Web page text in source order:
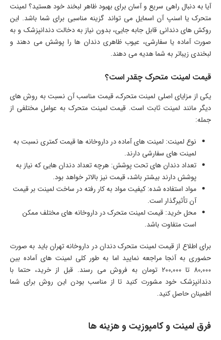
آیا به دنبال راهی سریع و آسان برای بهبود ظاهر لبخند خود هستید؟ لمینت
متحرک یا اسنپ آن اسمایل می تواند گزینه مناسبی برای شما باشد. این
روکش های دندانی قابل جابه جایی، بدون نیاز به دخالت دندانپزشک و به
صورت آماده یا سفارشی، عیوب ظاهری دندان ها را پوشش می دهند و
لبخندی زیباتر به شما هدیه می دهند.
قیمت لمینت متحرک چقدر است؟
یکی از مزایای اصلی لمینت متحرک، قیمت مناسب آن نسبت به روش های
دیگر مانند لمینت ثابت است. قیمت لمینت متحرک به عوامل مختلفی از
جمله:
نوع لمینت: لمینت های آماده در داروخانه ها قیمت کمتری نسبت به
لمینت های سفارشی دارند.
تعداد دندان های تحت پوشش: هرچه تعداد دندان هایی که نیاز به
پوشش دارند بیشتر باشد، قیمت نیز بالاتر خواهد بود.
مواد استفاده شده: کیفیت مواد به کار رفته در ساخت لمینت بر قیمت
آن تأثیرگذار است.
محل خرید: قیمت لمینت متحرک در داروخانه های مختلف ممکن
است متفاوت باشد.
برای اطلاع از قیمت لمینت متحرک دندان در داروخانه تهران باید به صورت
حضوری به آنجا مراجعه نمایید اما به طور کلی لمینت های آماده بین
80,000 تا 200,000 تومان به فروش می رسند. قبل از خرید، حتما با
دندانپزشک خود مشورت کنید تا از مناسب بودن این روش برای شما
اطمینان حاصل کنید.
فرق لمینت و کامپوزیت و هزینه ها